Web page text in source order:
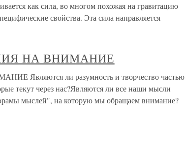
как сила, во многом похожая на гравитацию
свойства. Эта сила направляется
НА ВНИМАНИЕ
Являются ли разумность и творчество частью
текут через нас?Являются ли все наши мысли
мыслей", на которую мы обращаем внимание?